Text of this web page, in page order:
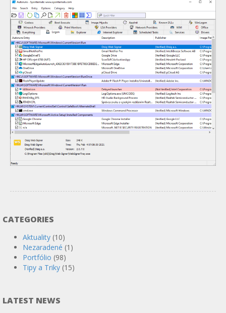
CATEGORIES
Aktuality (10)
Nezaradené (1)
Portfólio (98)
Tipy a Triky (15)
LATEST NEWS